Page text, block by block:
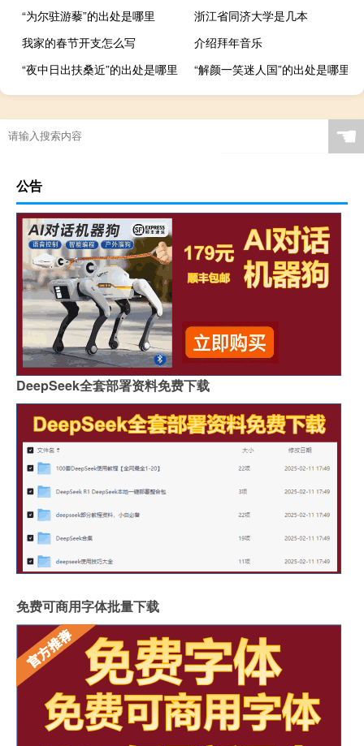
“为尔驻游藜”的出处是哪里
浙江省同济大学是几本
我家的春节开支怎么写
介绍拜年音乐
“夜中日出扶桑近”的出处是哪里
“解颜一笑迷人国”的出处是哪里
☚
公告
DeepSeek全套部署资料免费下载
免费可商用字体批量下载